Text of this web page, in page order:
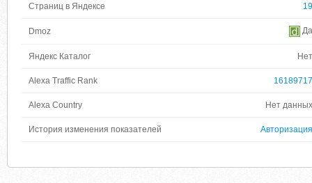
Страниц в Яндексе 19
Dmoz Да
Яндекс Каталог Нет
Alexa Traffic Rank 16189717
Alexa Country Нет данных
История изменения показателей Авторизация